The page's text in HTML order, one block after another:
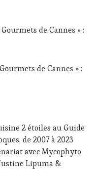
de Cannes » :
de Cannes » :
2 étoiles au Guide
de 2007 à 2023
avec Mycophyto
Lipuma &